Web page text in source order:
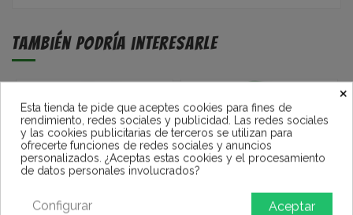
También podría interesarle
×
Esta tienda te pide que aceptes cookies para fines de
rendimiento, redes sociales y publicidad. Las redes sociales
y las cookies publicitarias de terceros se utilizan para
ofrecerte funciones de redes sociales y anuncios
personalizados. ¿Aceptas estas cookies y el procesamiento
de datos personales involucrados?
Aceptar
Configurar